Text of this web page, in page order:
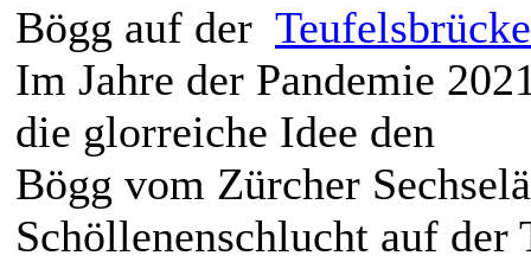
Bögg auf der Teufelsbrücke
Im Jahre der Pandemie
die glorreiche Idee den
Bögg vom Zürcher
Schöllenenschlucht auf der